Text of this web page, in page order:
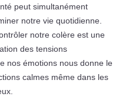
peut simultanément
notre vie quotidienne.
notre colère est une
des tensions
nos émotions nous donne le
calmes même dans les